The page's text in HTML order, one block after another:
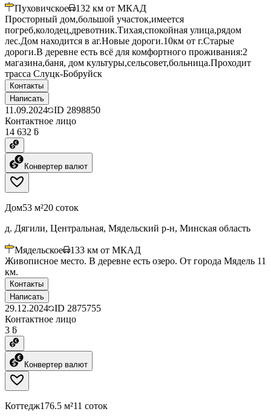
Пуховичское 132 км от МКАД
Просторный дом,большой участок,имеется
погреб,колодец,древотник.Тихая,спокойная улица,рядом
лес.Дом находится в аг.Новые дороги.10км от г.Старые
дороги.В деревне есть всё для комфортного проживания:2
магазина,баня, дом культуры,сельсовет,больница.Проходит
трасса Слуцк-Бобруйск
Контакты
Написать
11.09.2024 ID 2898850
Контактное лицо
14 632 ƃ
Конвертер валют
Дом53 м²20 соток
д. Дягили, Центральная, Мядельский р-н, Минская область
Мядельское 133 км от МКАД
Живописное место. В деревне есть озеро. От города Мядель 11
км.
Контакты
Написать
29.12.2024 ID 2875755
Контактное лицо
3 ƃ
Конвертер валют
Коттедж176.5 м²11 соток